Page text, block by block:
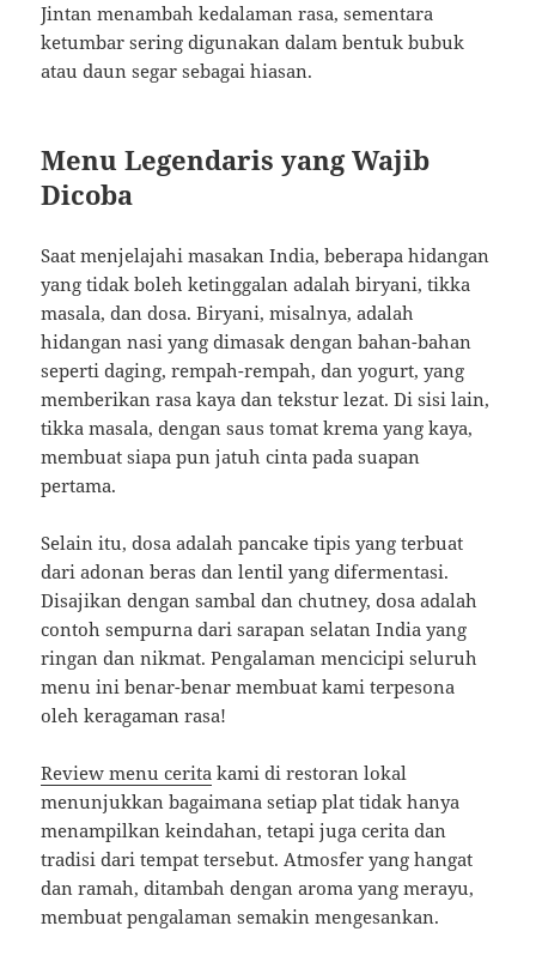
Jintan menambah kedalaman rasa, sementara
ketumbar sering digunakan dalam bentuk bubuk
atau daun segar sebagai hiasan.
Menu Legendaris yang Wajib
Dicoba
Saat menjelajahi masakan India, beberapa hidangan
yang tidak boleh ketinggalan adalah biryani, tikka
masala, dan dosa. Biryani, misalnya, adalah
hidangan nasi yang dimasak dengan bahan-bahan
seperti daging, rempah-rempah, dan yogurt, yang
memberikan rasa kaya dan tekstur lezat. Di sisi lain,
tikka masala, dengan saus tomat krema yang kaya,
membuat siapa pun jatuh cinta pada suapan
pertama.
Selain itu, dosa adalah pancake tipis yang terbuat
dari adonan beras dan lentil yang difermentasi.
Disajikan dengan sambal dan chutney, dosa adalah
contoh sempurna dari sarapan selatan India yang
ringan dan nikmat. Pengalaman mencicipi seluruh
menu ini benar-benar membuat kami terpesona
oleh keragaman rasa!
Review menu cerita kami di restoran lokal
menunjukkan bagaimana setiap plat tidak hanya
menampilkan keindahan, tetapi juga cerita dan
tradisi dari tempat tersebut. Atmosfer yang hangat
dan ramah, ditambah dengan aroma yang merayu,
membuat pengalaman semakin mengesankan.